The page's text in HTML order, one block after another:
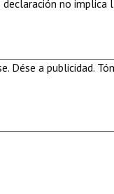
declaración no
Dése a publicidad.